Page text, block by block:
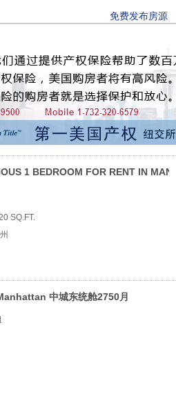
免费发布房源
1 BEDROOM FOR RENT IN MAN...
SQ.FT.
中城东统舱2750月